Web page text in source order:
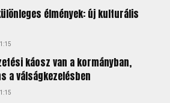
élmények: új kulturális
káosz van a kormányban,
a válságkezelésben